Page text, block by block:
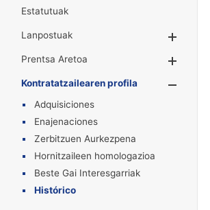
Estatutuak
Lanpostuak
Prentsa Aretoa
Kontratatzailearen profila
Adquisiciones
Enajenaciones
Zerbitzuen Aurkezpena
Hornitzaileen homologazioa
Beste Gai Interesgarriak
Histórico